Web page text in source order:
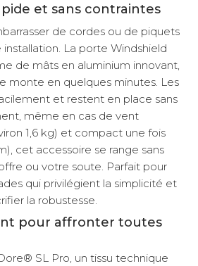
et sans contraintes
de cordes ou de piquets
La porte Windshield
de mâts en aluminium innovant,
monte en quelques minutes. Les
et restent en place sans
même en cas de vent
1,6 kg) et compact une fois
cet accessoire se range sans
ou votre soute. Parfait pour
qui privilégient la simplicité et
la robustesse.
pour affronter toutes
SL Pro, un tissu technique